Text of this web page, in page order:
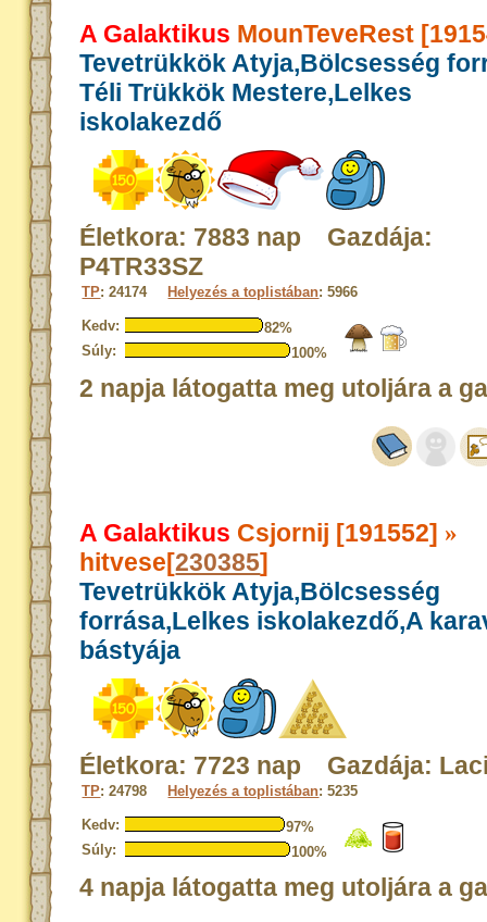
A Galaktikus MounTeveRest
Tevetrükkök Atyja,Bölcsesség
Téli Trükkök Mestere,Lelkes
iskolakezdő
Életkora: 7883 nap Gazdája:
P4TR33SZ
TP: 24174 Helyezés a toplistában: 5966
Kedv:
82%
Súly:
100%
2 napja látogatta meg utoljára a
A Galaktikus Csjornij [191552] »
hitvese[230385]
Tevetrükkök Atyja,Bölcsesség
forrása,Lelkes iskolakezdő,A
bástyája
Életkora: 7723 nap Gazdája:
TP: 24798 Helyezés a toplistában: 5235
Kedv:
97%
Súly:
100%
4 napja látogatta meg utoljára a